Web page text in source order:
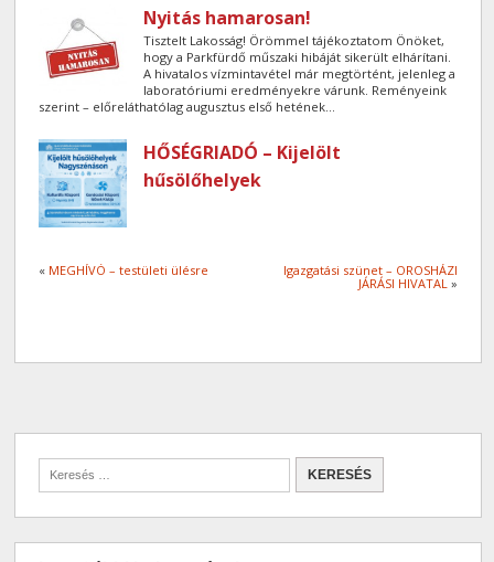
Nyitás hamarosan!
Tisztelt Lakosság! Örömmel tájékoztatom Önöket,
hogy a Parkfürdő műszaki hibáját sikerült elhárítani.
A hivatalos vízmintavétel már megtörtént, jelenleg a
laboratóriumi eredményekre várunk. Reményeink
szerint – előreláthatólag augusztus első hetének...
HŐSÉGRIADÓ – Kijelölt
hűsölőhelyek
« MEGHÍVÓ – testületi ülésre
Igazgatási szünet – OROSHÁZI
JÁRÁSI HIVATAL »